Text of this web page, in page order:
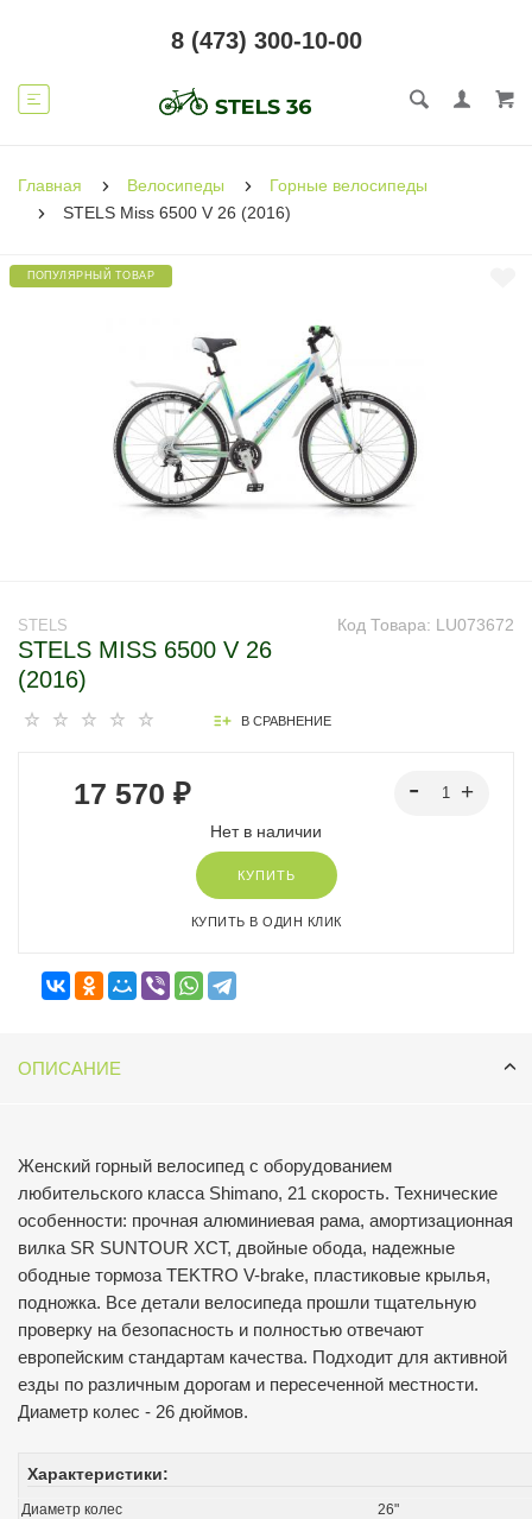
8 (473) 300-10-00
Главная Велосипеды
Горные велосипеды
STELS Miss 6500 V 26 (2016)
ПОПУЛЯРНЫЙ ТОВАР
Код Товара: LU073672
STELS
STELS MISS 6500 V 26
(2016)
В СРАВНЕНИЕ
17 570 ₽
Нет в наличии
КУПИТЬ
КУПИТЬ В ОДИН КЛИК
ОПИСАНИЕ
Женский горный велосипед с оборудованием
любительского класса Shimano, 21 скорость. Технические
особенности: прочная алюминиевая рама, амортизационная
вилка SR SUNTOUR XCT, двойные обода, надежные
ободные тормоза TEKTRO V-brake, пластиковые крылья,
подножка. Все детали велосипеда прошли тщательную
проверку на безопасность и полностью отвечают
европейским стандартам качества. Подходит для активной
езды по различным дорогам и пересеченной местности.
Диаметр колес - 26 дюймов.
Характеристики:
Диаметр колес
26"